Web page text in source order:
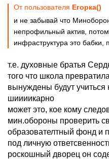
От пользователя Егорка()
и не забывай что
непрофильный актив,
инфраструктура это бабки,
т.е. духовные братья
того что школа
вынуждены будут учиться
шиииикарно
может это, кое кому
мин.обороны проверить
образователтный фонд и
под личную
роскошный дворец он